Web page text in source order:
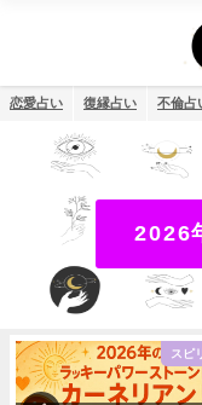
恋愛占い 復縁占い 不倫占
2026
スピリチュアル